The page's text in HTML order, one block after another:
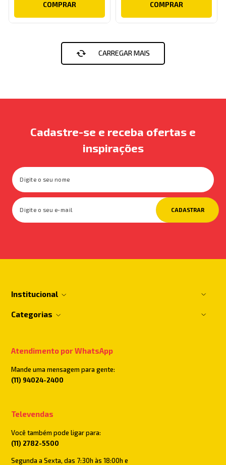
COMPRAR COMPRAR
Cadastre-se e receba ofertas e
inspirações
CADASTRAR
Institucional
Categorias
Atendimento por WhatsApp
Mande uma mensagem para gente:
(11) 94024-2400
Televendas
Você também pode ligar para:
(11) 2782-5500
Segunda a Sexta, das 7:30h às 18:00h e